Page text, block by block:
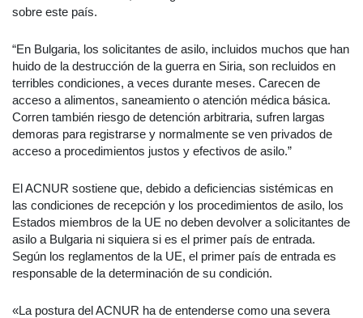
sobre este país.
“En Bulgaria, los solicitantes de asilo, incluidos muchos que han
huido de la destrucción de la guerra en Siria, son recluidos en
terribles condiciones, a veces durante meses. Carecen de
acceso a alimentos, saneamiento o atención médica básica.
Corren también riesgo de detención arbitraria, sufren largas
demoras para registrarse y normalmente se ven privados de
acceso a procedimientos justos y efectivos de asilo.”
El ACNUR sostiene que, debido a deficiencias sistémicas en
las condiciones de recepción y los procedimientos de asilo, los
Estados miembros de la UE no deben devolver a solicitantes de
asilo a Bulgaria ni siquiera si es el primer país de entrada.
Según los reglamentos de la UE, el primer país de entrada es
responsable de la determinación de su condición.
«La postura del ACNUR ha de entenderse como una severa